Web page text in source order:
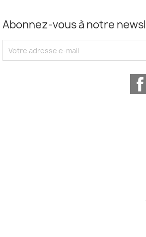
Abonnez-vous à notre